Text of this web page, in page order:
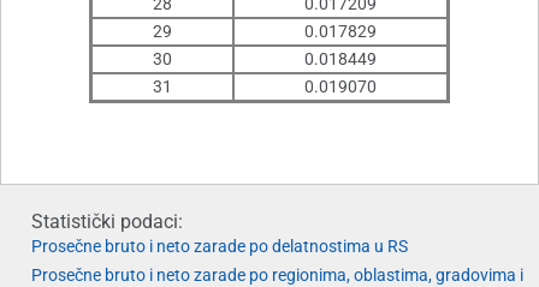
28
0.017209
29
0.017829
30
0.018449
31
0.019070
Statistički podaci:
Prosečne bruto i neto zarade po delatnostima u RS
Prosečne bruto i neto zarade po regionima, oblastima, gradovima i